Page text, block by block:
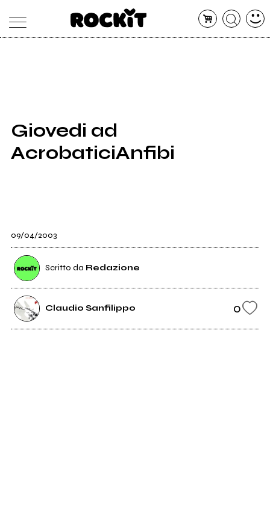
SHOP
RADIO
Giovedi ad
AcrobaticiAnfibi
09/04/2003
Scritto da Redazione
Claudio Sanfilippo 0